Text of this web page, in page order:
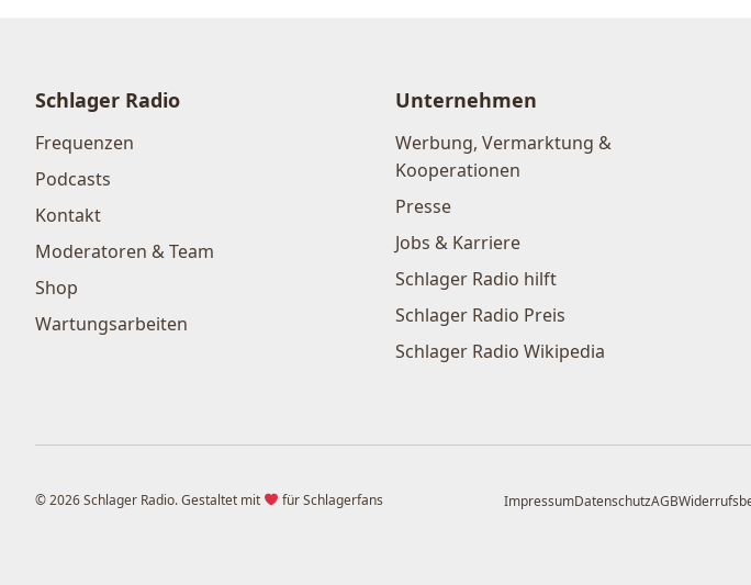
Schlager Radio
Frequenzen
Podcasts
Kontakt
Moderatoren & Team
Shop
Wartungsarbeiten
Unternehmen
Werbung, Vermarktung &
Kooperationen
Presse
Jobs & Karriere
Schlager Radio hilft
Schlager Radio Preis
Schlager Radio Wikipedia
© 2026 Schlager Radio. Gestaltet mit für Schlagerfans ImpressumDatenschutzAGB